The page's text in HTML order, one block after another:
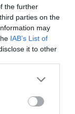
the further
parties on the
may
IAB’s List of
it to other
Καμαρά
10-15 χιλιάδες